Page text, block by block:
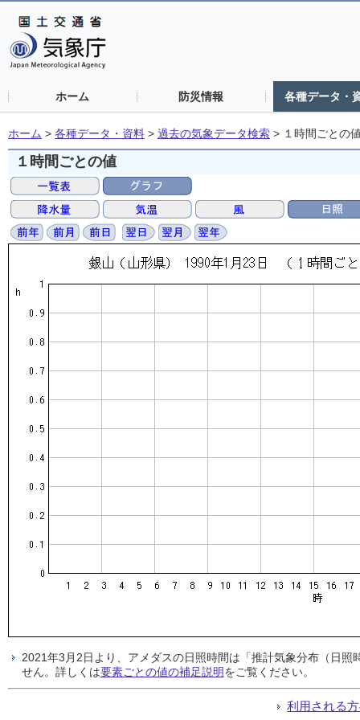
ホーム 防災情報 各種データ・
ホーム > 各種データ・資料 > 過去の気象データ検索 > １時間ごとの
１時間ごとの値
2021年3月2日より、アメダスの日照時間は「推計気象分布（日
せん。詳しくは要素ごとの値の補足説明をご覧ください。
利用される